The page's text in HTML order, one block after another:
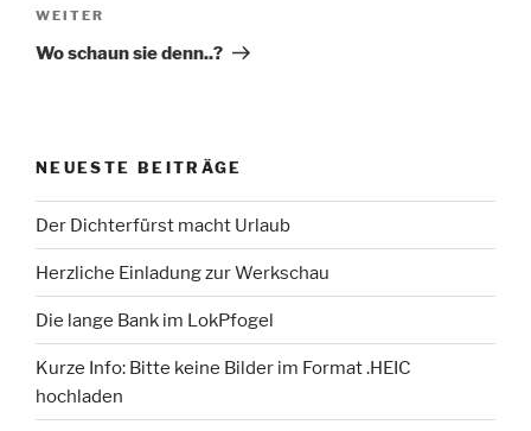
Nächster
Beitrag
WEITER
Wo schaun sie denn..?
NEUESTE BEITRÄGE
Der Dichterfürst macht Urlaub
Herzliche Einladung zur Werkschau
Die lange Bank im LokPfogel
Kurze Info: Bitte keine Bilder im Format .HEIC
hochladen